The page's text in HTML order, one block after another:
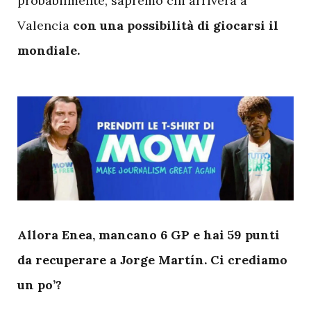
Valencia con una possibilità di giocarsi il
mondiale.
Allora Enea, mancano 6 GP e hai 59 punti
da recuperare a Jorge Martín. Ci crediamo
un po’?